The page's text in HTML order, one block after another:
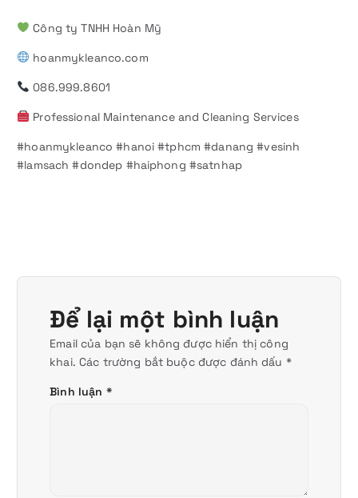
Công ty TNHH Hoàn Mỹ
hoanmykleanco.com
086.999.8601
Professional Maintenance and Cleaning Services
#hoanmykleanco #hanoi #tphcm #danang #vesinh
#lamsach #dondep #haiphong #satnhap
Để lại một bình luận
Email của bạn sẽ không được hiển thị công
khai. Các trường bắt buộc được đánh dấu *
Bình luận *